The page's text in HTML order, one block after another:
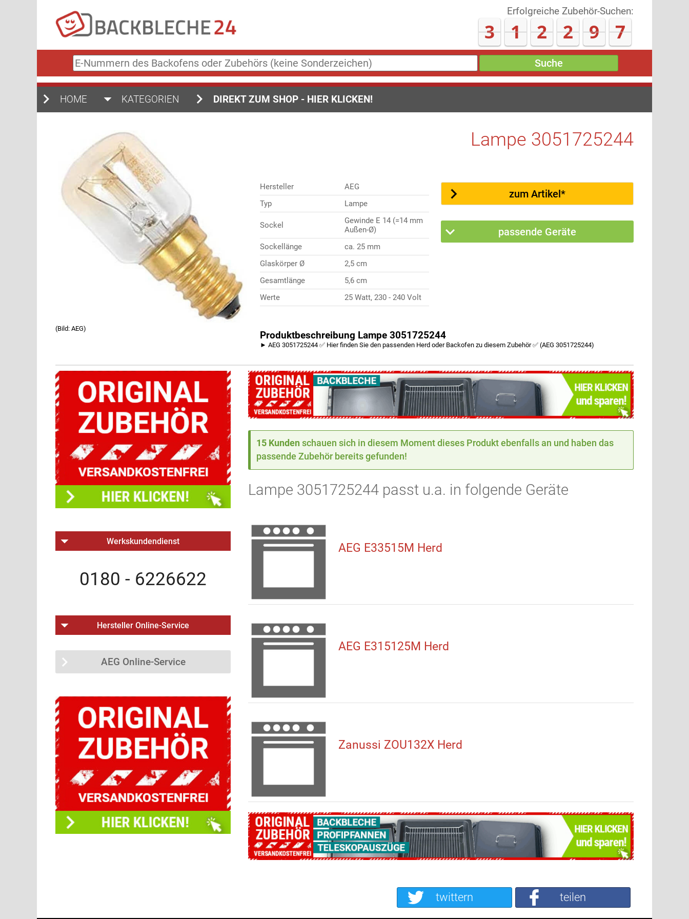
Erfolgreiche Zubehör-Suchen:
3 1 2 3 0 5
E-
Nummern
des
oder
Suche
HOME KATEGORIEN DIREKT ZUM SHOP - HIER KLICKEN!
(Bild: AEG)
Lampe 3051725244
Hersteller
AEG
Typ
Lampe
Sockel
Gewinde E 14 (=14 mm
Außen-Ø)
Sockellänge
ca. 25 mm
Glaskörper Ø
2,5 cm
Gesamtlänge
5,6 cm
Werte
25 Watt, 230 - 240 Volt
zum Artikel*
passende Geräte
Produktbeschreibung Lampe 3051725244
► AEG 3051725244 ✅ Hier finden Sie den passenden Herd oder Backofen zu diesem Zubehör ✅ (AEG 3051725244)
15 Kunden schauen sich in diesem Moment dieses Produkt ebenfalls an und haben das
passende Zubehör bereits gefunden!
Lampe 3051725244 passt u.a. in folgende Geräte
AEG E33515M Herd
AEG E315125M Herd
Zanussi ZOU132X Herd
Werkskundendienst
0180 - 6226622
Hersteller Online-Service
AEG Online-Service
teilen
twittern